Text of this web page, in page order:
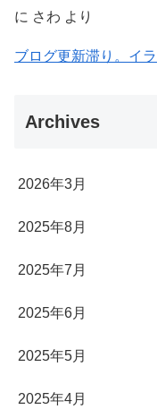
に さわ より
ブログ更新滞り。イ
Archives
2026年3月
2025年8月
2025年7月
2025年6月
2025年5月
2025年4月